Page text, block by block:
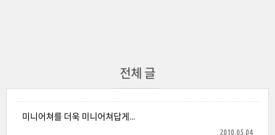
전체 글
미니어쳐를 더욱 미니어쳐답게...
2010.05.04